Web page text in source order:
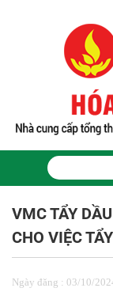
Sản phẩm
PHỤ GIA THỰC
Tinh bột biến tính
Hương liệu thực phẩm
VMC TẨY
CHO VIỆC
Ngày đăng : 03/10/